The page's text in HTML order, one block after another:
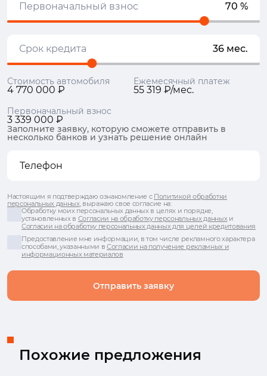
Первоначальный взнос 70 %
Срок кредита 36 мес.
Стоимость автомобиля
4 770 000 ₽
Ежемесячный платеж
55 319 ₽/мес.
Первоначальный взнос
3 339 000 ₽
Заполните заявку, которую сможете отправить в
несколько банков и узнать решение онлайн
Отправить заявку
Настоящим я подтверждаю ознакомление с Политикой обработки
персональных данных, выражаю свое согласие на:
Обработку моих персональных данных в целях и порядке,
установленных в Согласии на обработку персональных данныхи
Согласии на обработку персональных данных для целей кредитования
Предоставление мне информации, в том числе рекламного характера
способами, указанными вСогласии на получение рекламных и
информационных материалов
Похожие предложения